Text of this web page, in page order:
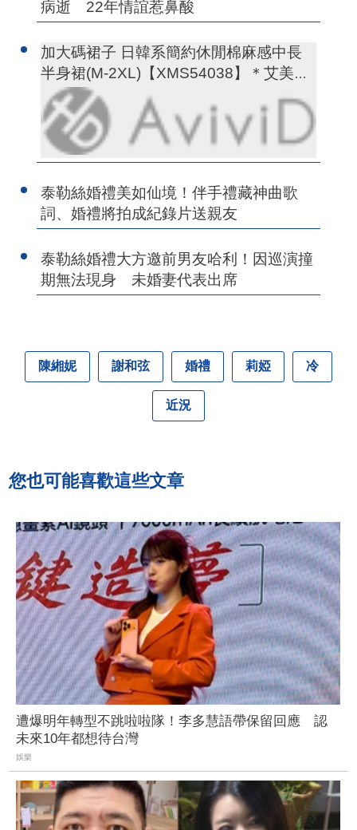
病逝 22年情誼惹鼻酸
加大碼裙子 日韓系簡約休閒棉麻感中長
半身裙(M-2XL)【XMS54038】＊艾美時
尚(現+預)
泰勒絲婚禮美如仙境！伴手禮藏神曲歌
詞、婚禮將拍成紀錄片送親友
泰勒絲婚禮大方邀前男友哈利！因巡演撞
期無法現身 未婚妻代表出席
陳緗妮 謝和弦 婚禮 莉婭 冷
近況
您也可能喜歡這些文章
遭爆明年轉型不跳啦啦隊！李多慧語帶保留回應 認
未來10年都想待台灣
娛樂